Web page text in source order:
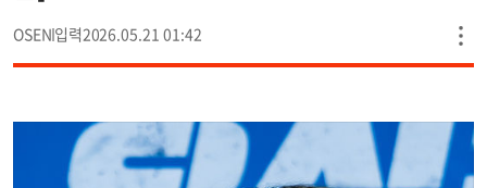
OSEN 2026.05.21 01:42